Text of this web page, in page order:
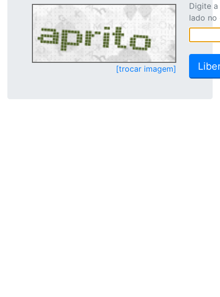
[trocar imagem]
Digite
lado no